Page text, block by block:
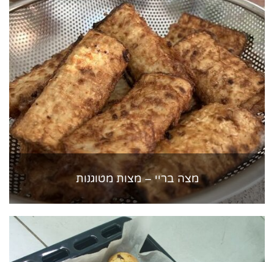
מצה בריי – מצות מטוגנות